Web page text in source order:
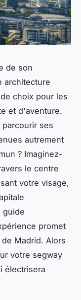
de son
architecture
choix pour les
et d'aventure.
ses
autrement
? Imaginez-
le centre
votre visage,
guide
promet
Madrid. Alors
votre segway
électrisera